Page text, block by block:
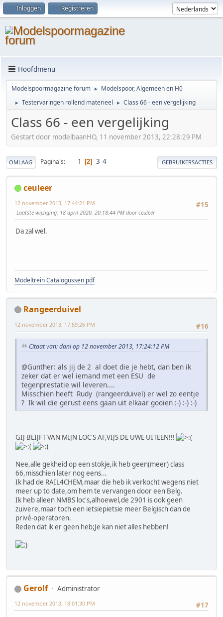
Inloggen Registreren
Hoofdmenu
Modelspoormagazine forum ► Modelspoor, Algemeen en H0
► Testervaringen rollend materieel ► Class 66 - een vergelijking
Class 66 - een vergelijking
Gestart door modelbaanHO, 11 november 2013, 22:28:29 PM
OMLAAG Pagina's 1 2 3 4 GEBRUIKERSACTIES
ceuleer
#15
12 november 2013, 17:44:21 PM
Laatste wijziging: 18 april 2020, 20:18:44 PM door ceuleer
Da zal wel.
Modeltrein Catalogussen pdf
Rangeerduivel
#16
12 november 2013, 17:59:26 PM
Citaat van: dani op 12 november 2013, 17:24:12 PM
@Gunther: als jij de 2 al doet die je hebt, dan ben ik
zeker dat er wel iemand met een ESU de
tegenprestatie wil leveren....
Misschien heeft Rudy (rangeerduivel) er wel zo eentje
? Ik wil die gerust eens gaan uit elkaar gooien :-) :-) :-)
GIJ BLIJFT VAN MIJN LOC'S AF,VIJS DE UWE UITEEN!!!
Nee,alle gekheid op een stokje,ik heb geen(meer) class
66,misschien later nog eens...
Ik had de RAIL4CHEM,maar die heb ik verkocht wegens niet
meer up to date,om hem te vervangen door een Belg.
Ik heb alleen NMBS loc's,alhoewel,de 2901 is ook geen
zuivere,maar toch een ietsiepietsie meer Belgisch dan de
privé-operatoren.
Reden dat ik er geen heb;Je kan niet alles hebben!
Gerolf
Administrator
#17
12 november 2013, 18:01:30 PM